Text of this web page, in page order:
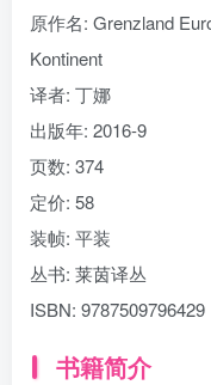
原作名: Grenzland
Kontinent
译者: 丁娜
出版年: 2016-9
页数: 374
定价: 58
装帧: 平装
丛书: 莱茵译丛
ISBN: 9787509796429
书籍简介